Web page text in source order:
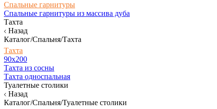
Спальные гарнитуры
Спальные гарнитуры из массива дуба
Тахта
Назад
Каталог/Спальня/Тахта
Тахта
90х200
Тахта из сосны
Тахта односпальная
Туалетные столики
Назад
Каталог/Спальня/Туалетные столики